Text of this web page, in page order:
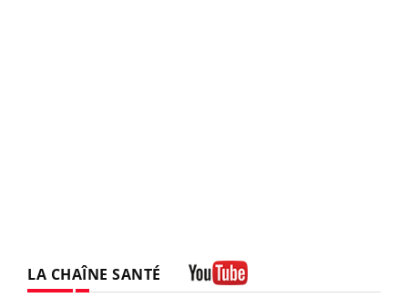
LA CHAÎNE SANTÉ